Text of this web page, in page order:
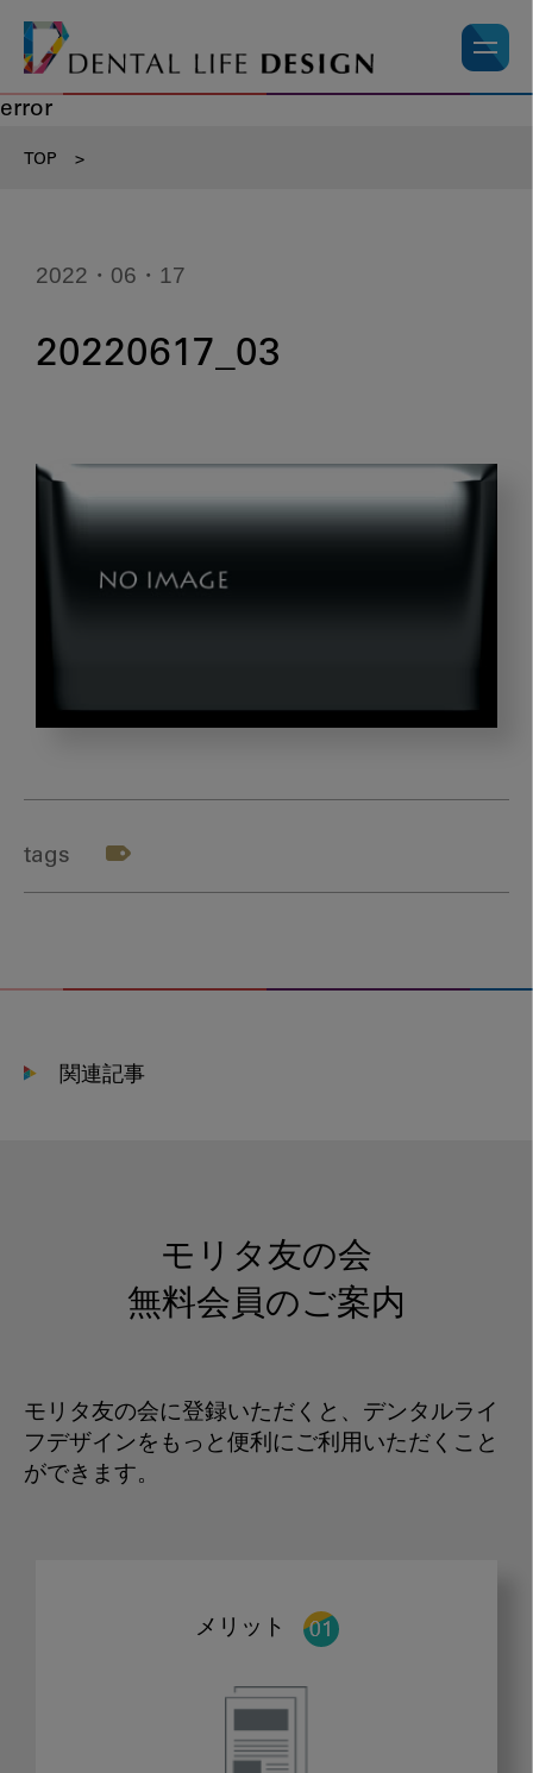
error
TOP >
2022・06・17
20220617_03
tags
関連記事
モリタ友の会
無料会員のご案内
モリタ友の会に登録いただくと、デンタルライ
フデザインをもっと便利にご利用いただくこと
ができます。
メリット